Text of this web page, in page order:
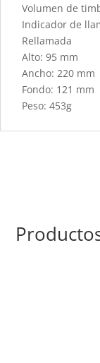
Volumen de
Indicador de
Rellamada
Alto: 95 mm
Ancho: 220 mm
Fondo: 121 mm
Peso: 453g